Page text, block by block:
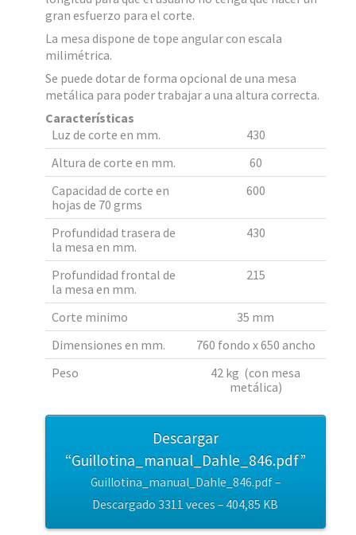
gran esfuerzo para el corte.
La mesa dispone de tope angular con escala
milimétrica.
Se puede dotar de forma opcional de una mesa
metálica para poder trabajar a una altura correcta.
Características
Luz de corte en mm.
430
Altura de corte en mm.
60
Capacidad de corte en
hojas de 70 grms
600
Profundidad trasera de
la mesa en mm.
430
Profundidad frontal de
la mesa en mm.
215
Corte minimo
35 mm
Dimensiones en mm.
760 fondo x 650 ancho
Peso
42 kg (con mesa
metálica)
Descargar
“Guillotina_manual_Dahle_846.pdf”
Guillotina_manual_Dahle_846.pdf –
Descargado 3311 veces – 404,85 KB